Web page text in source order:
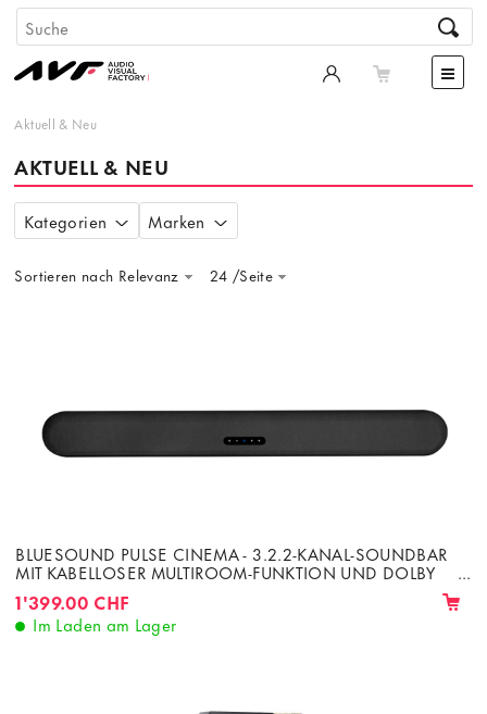
Aktuell & Neu
AKTUELL & NEU
Kategorien Marken
Sortieren nach Relevanz 24 /Seite
BLUESOUND PULSE CINEMA - 3.2.2-KANAL-SOUNDBAR
MIT KABELLOSER MULTIROOM-FUNKTION UND DOLBY
1'399.00 CHF
Im Laden am Lager